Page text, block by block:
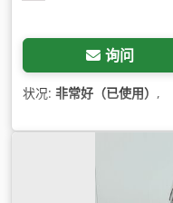
询问
状况: 非常好（已使用） ,